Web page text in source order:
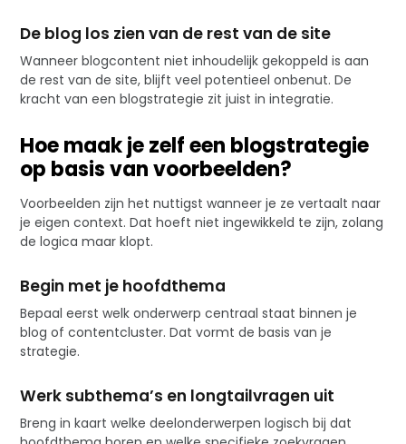
De blog los zien van de rest van de site
Wanneer blogcontent niet inhoudelijk gekoppeld is aan
de rest van de site, blijft veel potentieel onbenut. De
kracht van een blogstrategie zit juist in integratie.
Hoe maak je zelf een blogstrategie
op basis van voorbeelden?
Voorbeelden zijn het nuttigst wanneer je ze vertaalt naar
je eigen context. Dat hoeft niet ingewikkeld te zijn, zolang
de logica maar klopt.
Begin met je hoofdthema
Bepaal eerst welk onderwerp centraal staat binnen je
blog of contentcluster. Dat vormt de basis van je
strategie.
Werk subthema’s en longtailvragen uit
Breng in kaart welke deelonderwerpen logisch bij dat